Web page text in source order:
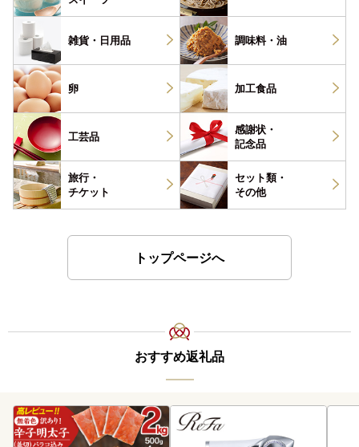
雑貨・ 日用品 調味料・ 油
卵 加工食品
工芸品
感謝状・
記念品
旅行・
チケット
セット類・
その他
トップページへ
おすすめ返礼品